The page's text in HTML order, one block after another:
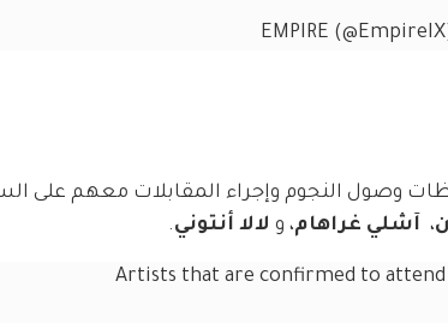
وصول النجوم وإجراء المقابلات معهم على
، آشلي غراهام، و لالا أنتوني.
Artists that are confirmed to